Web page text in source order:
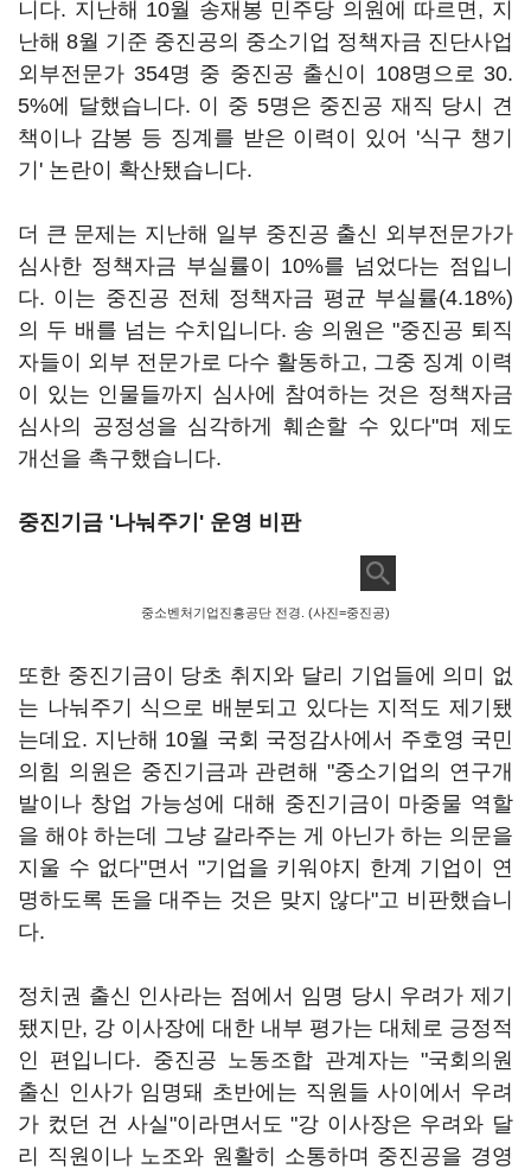
니다. 지난해 10월 송재봉 민주당 의원에 따르면, 지
난해 8월 기준 중진공의 중소기업 정책자금 진단사업
외부전문가 354명 중 중진공 출신이 108명으로 30.
5%에 달했습니다. 이 중 5명은 중진공 재직 당시 견
책이나 감봉 등 징계를 받은 이력이 있어 '식구 챙기
기' 논란이 확산됐습니다.
더 큰 문제는 지난해 일부 중진공 출신 외부전문가가
심사한 정책자금 부실률이 10%를 넘었다는 점입니
다. 이는 중진공 전체 정책자금 평균 부실률(4.18%)
의 두 배를 넘는 수치입니다. 송 의원은 "중진공 퇴직
자들이 외부 전문가로 다수 활동하고, 그중 징계 이력
이 있는 인물들까지 심사에 참여하는 것은 정책자금
심사의 공정성을 심각하게 훼손할 수 있다"며 제도
개선을 촉구했습니다.
중진기금 '나눠주기' 운영 비판
중소벤처기업진흥공단 전경. (사진=중진공)
또한 중진기금이 당초 취지와 달리 기업들에 의미 없
는 나눠주기 식으로 배분되고 있다는 지적도 제기됐
는데요. 지난해 10월 국회 국정감사에서 주호영 국민
의힘 의원은 중진기금과 관련해 "중소기업의 연구개
발이나 창업 가능성에 대해 중진기금이 마중물 역할
을 해야 하는데 그냥 갈라주는 게 아닌가 하는 의문을
지울 수 없다"면서 "기업을 키워야지 한계 기업이 연
명하도록 돈을 대주는 것은 맞지 않다"고 비판했습니
다.
정치권 출신 인사라는 점에서 임명 당시 우려가 제기
됐지만, 강 이사장에 대한 내부 평가는 대체로 긍정적
인 편입니다. 중진공 노동조합 관계자는 "국회의원
출신 인사가 임명돼 초반에는 직원들 사이에서 우려
가 컸던 건 사실"이라면서도 "강 이사장은 우려와 달
리 직원이나 노조와 원활히 소통하며 중진공을 경영